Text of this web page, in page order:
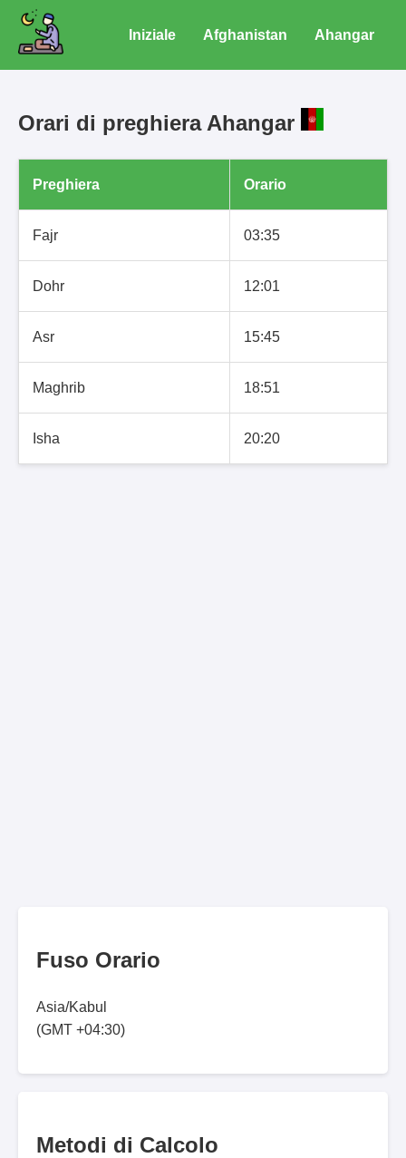
Iniziale Afghanistan Ahangar
Orari di preghiera Ahangar
Preghiera Orario
Fajr 03:35
Dohr 12:01
Asr 15:45
Maghrib 18:51
Isha 20:20
Fuso Orario
Asia/Kabul
(GMT +04:30)
Metodi di Calcolo